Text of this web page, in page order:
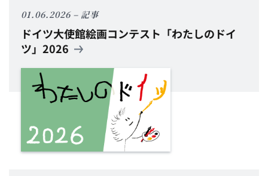
01.06.2026 記事
ドイツ大使館絵画コンテスト「わたしのドイ
ツ」2026